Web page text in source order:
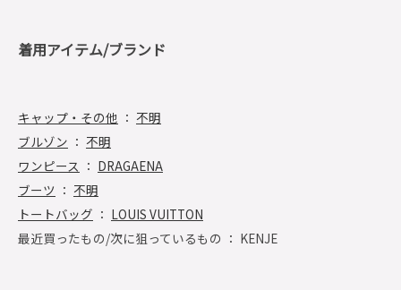
着用アイテム/ブランド
キャップ・その他 ： 不明
ブルゾン ： 不明
ワンピース ： DRAGAENA
ブーツ ： 不明
トートバッグ ： LOUIS VUITTON
最近買ったもの/次に狙っているもの ： KENJE